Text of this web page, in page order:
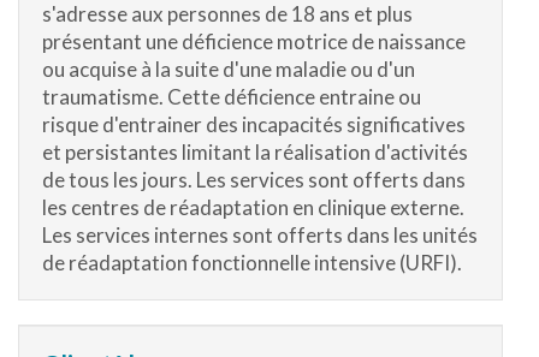
s'adresse aux personnes de 18 ans et plus
présentant une déficience motrice de naissance
ou acquise à la suite d'une maladie ou d'un
traumatisme. Cette déficience entraine ou
risque d'entrainer des incapacités significatives
et persistantes limitant la réalisation d'activités
de tous les jours. Les services sont offerts dans
les centres de réadaptation en clinique externe.
Les services internes sont offerts dans les unités
de réadaptation fonctionnelle intensive (URFI).